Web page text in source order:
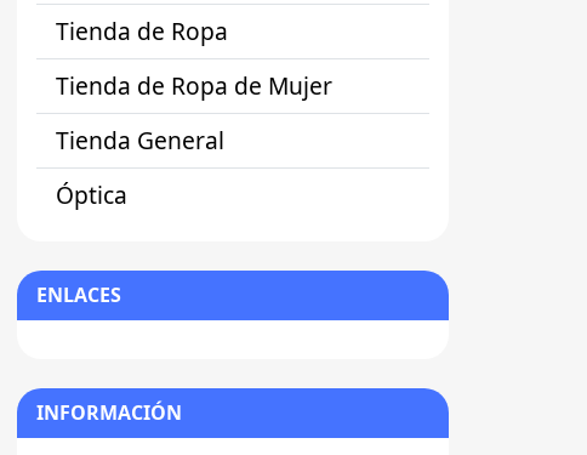
Tienda de Ropa
Tienda de Ropa de Mujer
Tienda General
Óptica
ENLACES
INFORMACIÓN